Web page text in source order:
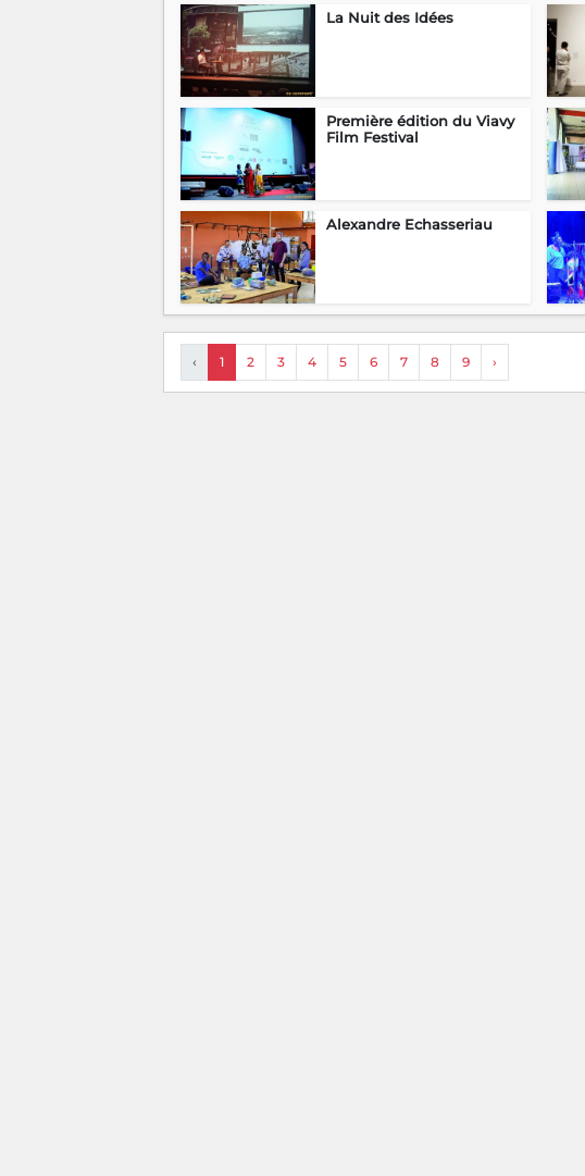
La Nuit des Idées
Première édition du Viavy
Film Festival
Alexandre Echasseriau
‹ 1 2 3 4 5 6 7 8 9 ›